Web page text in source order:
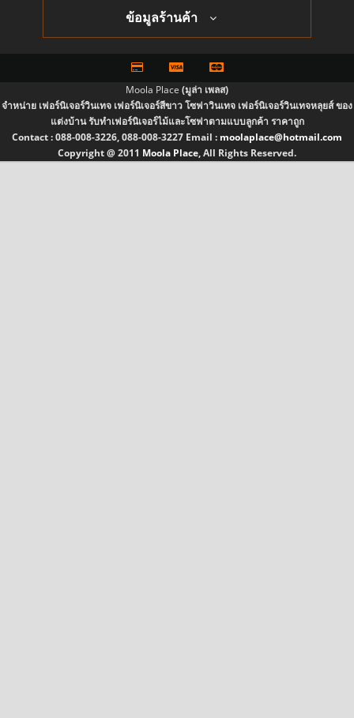
ข้อมูลร้านค้า
Moola Place (มูล่า เพลส)
จำหน่าย เฟอร์นิเจอร์วินเทจ เฟอร์นิเจอร์สีขาว โซฟาวินเทจ เฟอร์นิเจอร์วินเทจหลุยส์ ของ
แต่งบ้าน รับทำเฟอร์นิเจอร์ไม้และโซฟาตามแบบลูกค้า ราคาถูก
Contact :088-008-3226, 088-008-3227 Email : moolaplace@hotmail.com
Copyright @ 2011 Moola Place, All Rights Reserved.